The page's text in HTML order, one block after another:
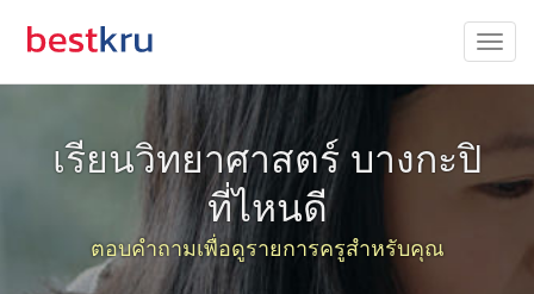
เรียนวิทยาศาสตร์ บางกะปิ
ที่ไหนดี
ตอบคำถามเพื่อดูรายการครูสำหรับคุณ